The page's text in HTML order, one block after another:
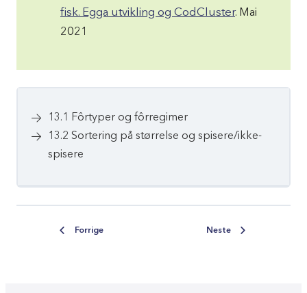
fisk. Egga utvikling og CodCluster. Mai
2021
13.1 Fôrtyper og fôrregimer
13.2 Sortering på størrelse og spisere/ikke-
spisere
Forrige Neste